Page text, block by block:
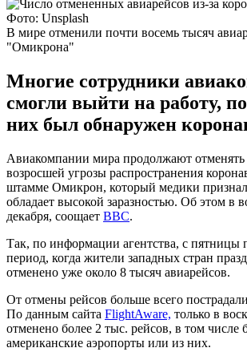
Фото: Unsplash
В мире отменили почти восемь тысяч
"Омикрона"
Многие сотрудники
смогли выйти на работу,
них был обнаружен
Авиакомпании мира продолжают отменять
возросшей угрозы распространения
штамме Омикрон, который медики
обладает высокой заразностью. Об этом в
декабря, соощает ВВС.
Так, по информации агентства, с пятницы
период, когда жители западных стран
отменено уже около 8 тысяч авиарейсов.
От отмены рейсов больше всего
По данным сайта FlightAware, только в
отменено более 2 тыс. рейсов, в том числе
американские аэропорты или из них.